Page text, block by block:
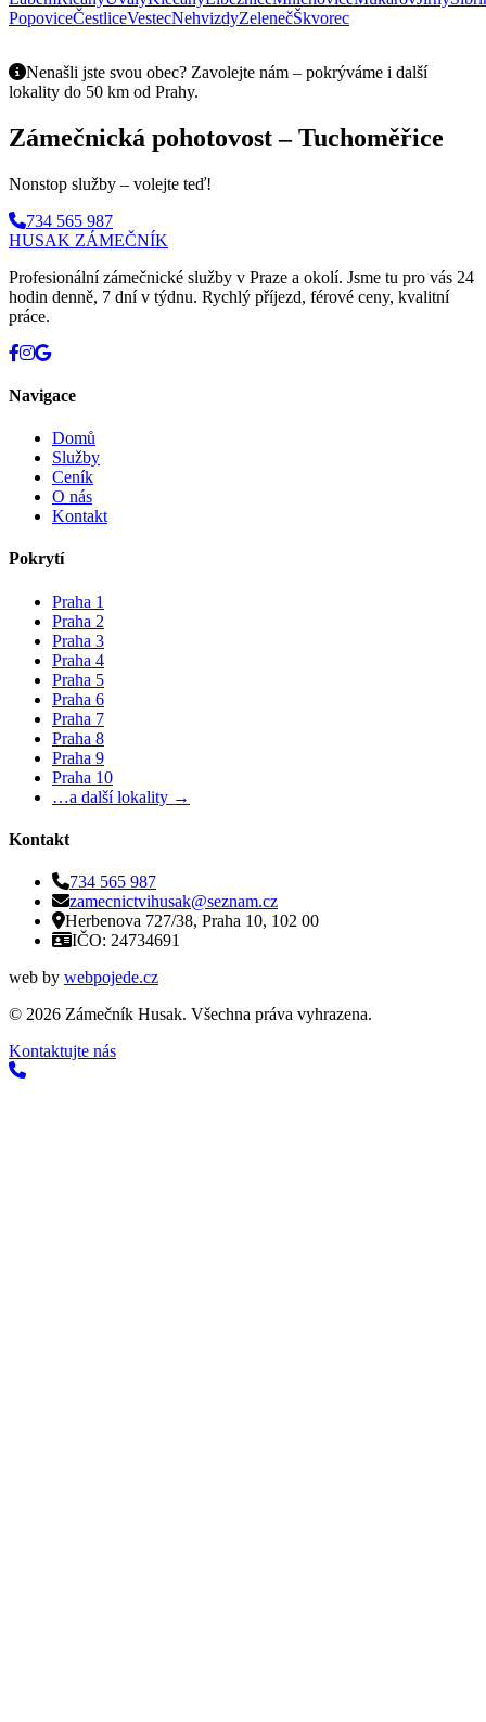
PopoviceČestliceVestecNehvizdyZelenečŠkvorec
Nenašli jste svou obec? Zavolejte nám – pokrýváme i další
lokality do 50 km od Prahy.
Zámečnická pohotovost – Tuchoměřice
Nonstop služby – volejte teď!
734 565 987
HUSAK ZÁMEČNÍK
Profesionální zámečnické služby v Praze a okolí. Jsme tu pro vás 24
hodin denně, 7 dní v týdnu. Rychlý příjezd, férové ceny, kvalitní
práce.
Navigace
Domů
Služby
Ceník
O nás
Kontakt
Pokrytí
Praha 1
Praha 2
Praha 3
Praha 4
Praha 5
Praha 6
Praha 7
Praha 8
Praha 9
Praha 10
…a další lokality →
Kontakt
734 565 987
zamecnictvihusak@seznam.cz
Herbenova 727/38, Praha 10, 102 00
IČO: 24734691
web by webpojede.cz
© 2026 Zámečník Husak. Všechna práva vyhrazena.
Kontaktujte nás